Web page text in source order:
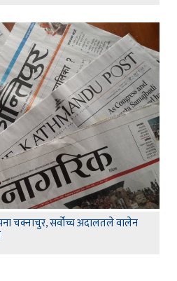
चक्नाचुर, सर्वोच्च अदालतले वालेन